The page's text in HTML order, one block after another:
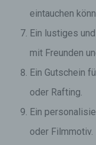
eintauchen
Ein lustiges
mit Freunden
Ein Gutschein
oder Rafting.
Ein
oder Filmmotiv.